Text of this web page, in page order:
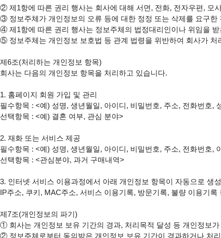
② 제1항에 따른 권리 행사는 회사에 대해 서면, 전화, 전자우편, 모
③ 정보주체가 개인정보의 오류 등에 대한 정정 또는 삭제를 요구
④ 제1항에 따른 권리 행사는 정보주체의 법정대리인이나 위임을
⑤ 정보주체는 개인정보 보호법 등 관계 법령을 위반하여 회사가
제6조(처리하는 개인정보 항목)
회사는 다음의 개인정보 항목을 처리하고 있습니다.
1. 홈페이지 회원 가입 및 관리
필수항목 : <예) 성명, 생년월일, 아이디, 비밀번호, 주소, 전화번호,
선택항목 : <예) 결혼 여부, 관심 분야>
2. 재화 또는 서비스 제공
필수항목 : <예) 성명, 생년월일, 아이디, 비밀번호, 주소, 전화번호
선택항목 : <관심분야, 과거 구매내역>
3. 인터넷 서비스 이용과정에서 아래 개인정보 항목이 자동으로 생
IP주소, 쿠키, MAC주소, 서비스 이용기록, 방문기록, 불량 이용기록
제7조(개인정보의 파기)
① 회사는 개인정보 보유 기간의 경과, 처리목적 달성 등 개인정보
② 정보주체로부터 동의받은 개인정보 보유 기간이 경과하거나 처